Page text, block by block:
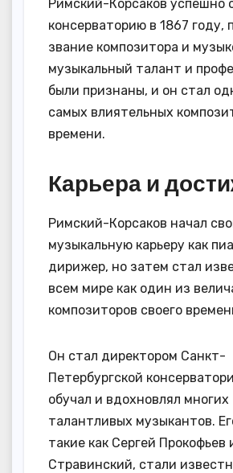
Римский-Корсаков успешно
консерваторию в 1867 году,
звание композитора и
музыкальный талант и
были признаны, и он стал
самых влиятельных
времени.
Карьера и
Римский-Корсаков начал
музыкальную карьеру как
дирижер, но затем стал
всем мире как один из
композиторов своего
Он стал директором Санкт-
Петербургской
обучал и вдохновлял многих
талантливых музыкантов.
такие как Сергей Прокофьев
Стравинский, стали